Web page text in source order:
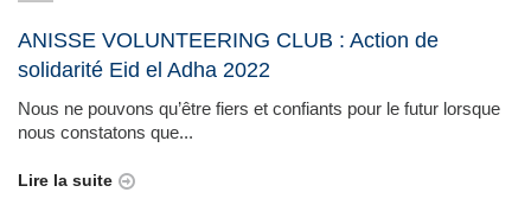
ANISSE VOLUNTEERING CLUB : Action de
solidarité Eid el Adha 2022
Nous ne pouvons qu’être fiers et confiants pour le futur lorsque
nous constatons que...
Lire la suite